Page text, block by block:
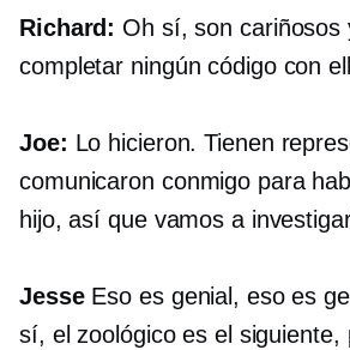
Richard: Oh sí, son cariñosos
completar ningún código con
Joe: Lo hicieron. Tienen
comunicaron conmigo para
hijo, así que vamos a
JesseEso es genial, eso es
sí, el zoológico es el siguiente,